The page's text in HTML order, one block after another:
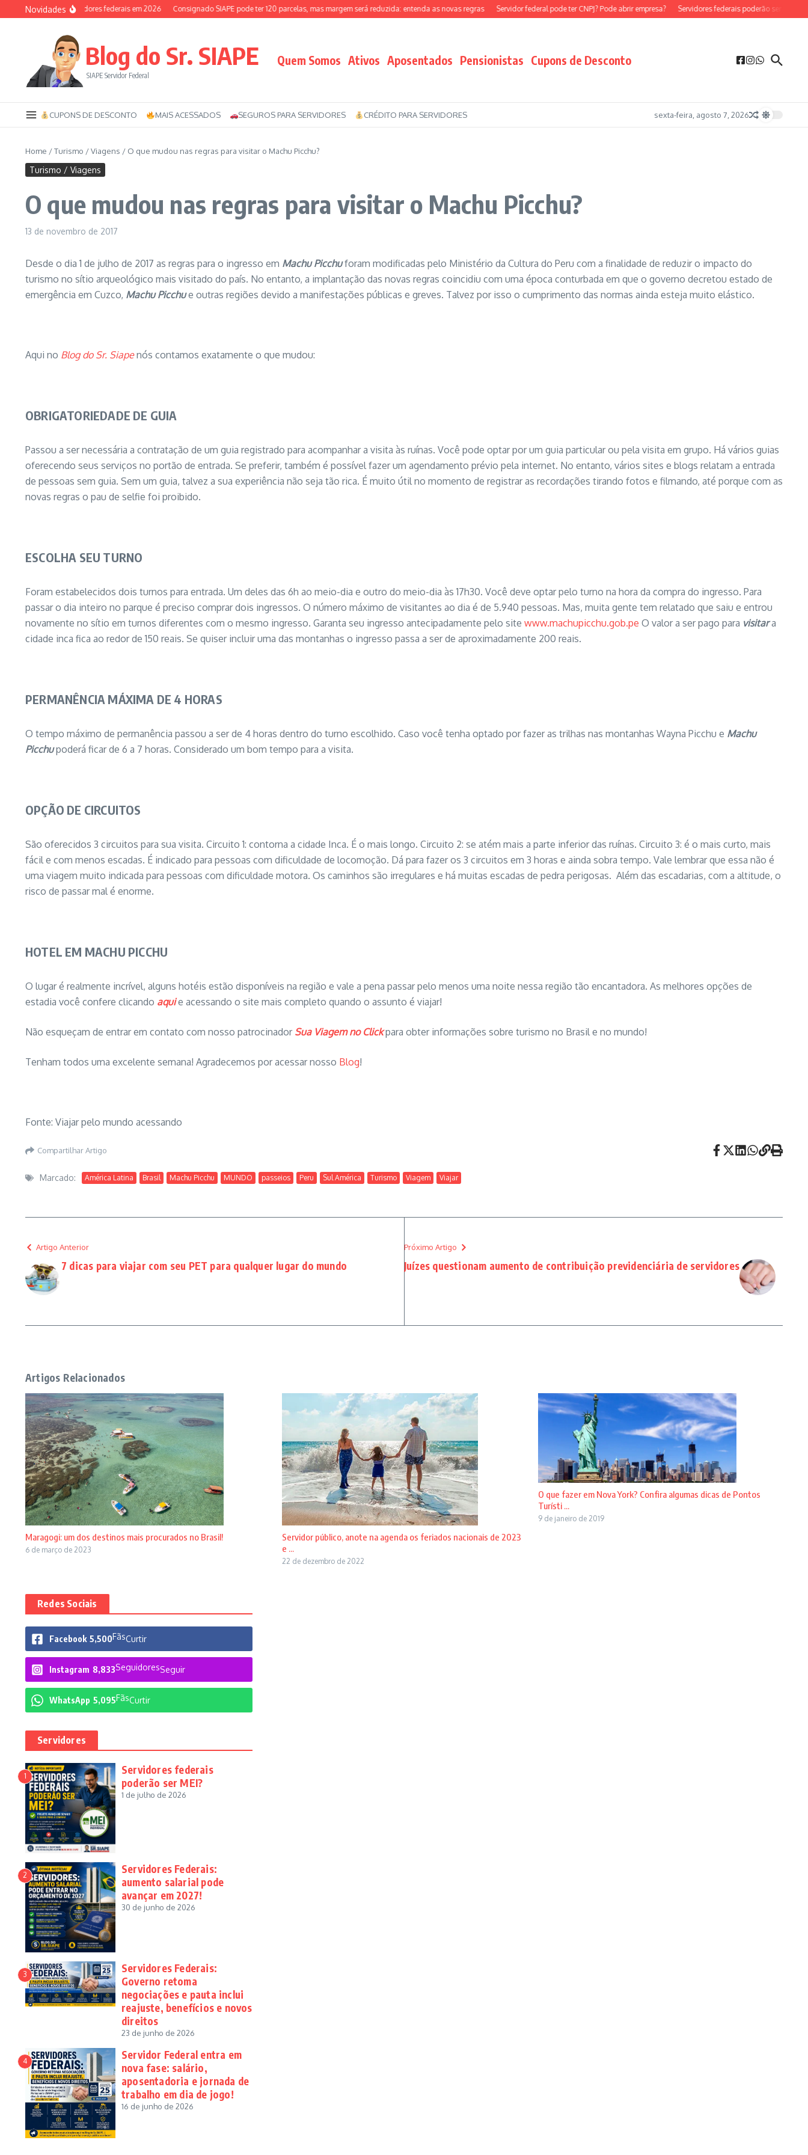
Ir para o conteúdo
Novidades
saúde dos servidores federais em 2026 Consignado SIAPE pode ter 120 parcelas, mas margem será reduzida: entenda as novas regras Servidor federal pode ter CNPJ? Pode abrir empresa? Servidores federais poderão ser MEI?
Blog do Sr. SIAPE
SIAPE Servidor Federal
Quem Somos Ativos Aposentados Pensionistas Cupons de Desconto
CUPONS DE DESCONTO MAIS ACESSADOS SEGUROS PARA SERVIDORES CRÉDITO PARA SERVIDORES sexta-feira, agosto 7, 2026
Home /Turismo / Viagens / O que mudou nas regras para visitar o Machu Picchu?
Turismo / Viagens
O que mudou nas regras para visitar o Machu Picchu?
13 de novembro de 2017
Desde o dia 1 de julho de 2017 as regras para o ingresso em Machu Picchuforam modificadas pelo Ministério da Cultura do Peru com a finalidade de reduzir o impacto do
turismo no sítio arqueológico mais visitado do país. No entanto, a implantação das novas regras coincidiu com uma época conturbada em que o governo decretou estado de
emergência em Cuzco, Machu Picchue outras regiões devido a manifestações públicas e greves. Talvez por isso o cumprimento das normas ainda esteja muito elástico.
Aqui no Blog do Sr. Siapenós contamos exatamente o que mudou:
OBRIGATORIEDADE DE GUIA
Passou a ser necessária a contratação de um guia registrado para acompanhar a visita às ruínas. Você pode optar por um guia particular ou pela visita em grupo. Há vários guias
oferecendo seus serviços no portão de entrada. Se preferir, também é possível fazer um agendamento prévio pela internet. No entanto, vários sites e blogs relatam a entrada
de pessoas sem guia. Sem um guia, talvez a sua experiência não seja tão rica. É muito útil no momento de registrar as recordações tirando fotos e filmando, até porque com as
novas regras o pau de selfie foi proibido.
ESCOLHA SEU TURNO
Foram estabelecidos dois turnos para entrada. Um deles das 6h ao meio-dia e outro do meio-dia às 17h30. Você deve optar pelo turno na hora da compra do ingresso. Para
passar o dia inteiro no parque é preciso comprar dois ingressos. O número máximo de visitantes ao dia é de 5.940 pessoas. Mas, muita gente tem relatado que saiu e entrou
novamente no sítio em turnos diferentes com o mesmo ingresso. Garanta seu ingresso antecipadamente pelo site www.machupicchu.gob.pe O valor a ser pago para visitar a
cidade inca fica ao redor de 150 reais. Se quiser incluir uma das montanhas o ingresso passa a ser de aproximadamente 200 reais.
PERMANÊNCIA MÁXIMA DE 4 HORAS
O tempo máximo de permanência passou a ser de 4 horas dentro do turno escolhido. Caso você tenha optado por fazer as trilhas nas montanhas Wayna Picchu e Machu
Picchupoderá ficar de 6 a 7 horas. Considerado um bom tempo para a visita.
OPÇÃO DE CIRCUITOS
São oferecidos 3 circuitos para sua visita. Circuito 1: contorna a cidade Inca. É o mais longo. Circuito 2: se atém mais a parte inferior das ruínas. Circuito 3: é o mais curto, mais
fácil e com menos escadas. É indicado para pessoas com dificuldade de locomoção. Dá para fazer os 3 circuitos em 3 horas e ainda sobra tempo. Vale lembrar que essa não é
uma viagem muito indicada para pessoas com dificuldade motora. Os caminhos são irregulares e há muitas escadas de pedra perigosas. Além das escadarias, com a altitude, o
risco de passar mal é enorme.
HOTEL EM MACHU PICCHU
O lugar é realmente incrível, alguns hotéis estão disponíveis na região e vale a pena passar pelo menos uma noite nessa região tão encantadora. As melhores opções de
estadia você confere clicando aquie acessando o site mais completo quando o assunto é viajar!
Não esqueçam de entrar em contato com nosso patrocinador Sua Viagem no Clickpara obter informações sobre turismo no Brasil e no mundo!
Tenham todos uma excelente semana! Agradecemos por acessar nosso Blog!
Fonte: Viajar pelo mundo acessando
Compartilhar Artigo
Marcado: América Latina Brasil Machu Picchu MUNDO passeios Peru Sul América Turismo Viagem Viajar
Artigo Anterior
7 dicas para viajar com seu PET para qualquer lugar do mundo
Próximo Artigo
Juízes questionam aumento de contribuição previdenciária de servidores
Artigos Relacionados
Maragogi: um dos destinos mais procurados no Brasil!
6 de março de 2023
Servidor público, anote na agenda os feriados nacionais de 2023
e ...
22 de dezembro de 2022
O que fazer em Nova York? Confira algumas dicas de Pontos
Turísti ...
9 de janeiro de 2019
Redes Sociais
Facebook 5,500FãsCurtir
Instagram 8,833SeguidoresSeguir
WhatsApp 5,095FãsCurtir
Servidores
1
Servidores federais
poderão ser MEI?
1 de julho de 2026
2
Servidores Federais:
aumento salarial pode
avançar em 2027!
30 de junho de 2026
3
Servidores Federais:
Governo retoma
negociações e pauta inclui
reajuste, benefícios e novos
direitos
23 de junho de 2026
4
Servidor Federal entra em
nova fase: salário,
aposentadoria e jornada de
trabalho em dia de jogo!
16 de junho de 2026